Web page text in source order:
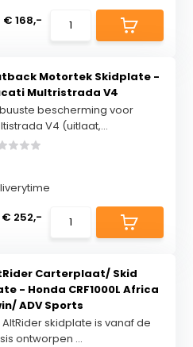
€ 168,-
Motortek Skidplate -
Multristrada V4
bescherming voor
V4 (uitlaat,...
€ 252,-
Carterplaat/ Skid
- Honda CRF1000L Africa
ADV Sports
AltRider skidplate is vanaf de
ontworpen ...